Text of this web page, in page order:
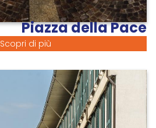
Piazza della Pace
Scopri di più